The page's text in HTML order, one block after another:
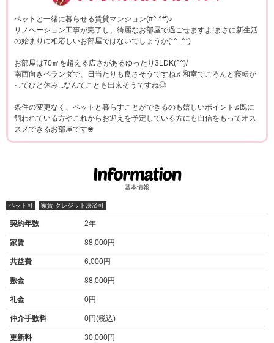
ペットと一緒に暮らせる賃貸マンション(#^.^#)♪
リノベーション工事が完了し、綺麗なお部屋で過ごせますよ!まさに新生活
の始まりに相応しいお部屋ではないでしょうか(*^_^*)
お部屋は70㎡を超える広さがあるゆったり3LDK(^^)/
南西向きベランダで、日当たりも良さそうですね♬和室でごろんと寝転が
ってひと休み...なんてことも出来そうですね◎
条件の変更なく、ペットと暮らすことができるのも嬉しいポイント♫既に
飼われている方やこれからお迎えを予定している方にも自信をもってオス
スメできるお部屋です❀
基本情報
ペット可 家賃 クレジット決済可
契約年数 2年
家賃 88,000円
共益費 6,000円
敷金 88,000円
礼金 0円
仲介手数料 0円(税込)
更新料 30,000円